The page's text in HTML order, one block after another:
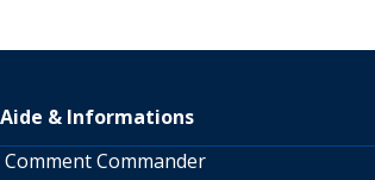
Aide & Informations
Comment Commander